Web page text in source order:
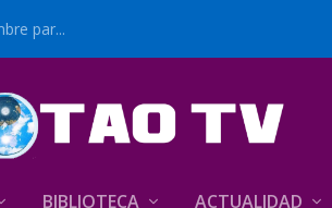
par...
BIBLIOTECA ACTUALIDAD